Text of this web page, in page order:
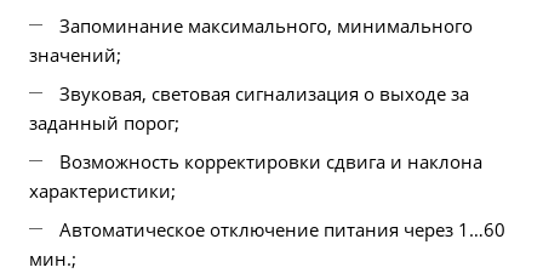
Запоминание максимального, минимального
значений;
Звуковая, световая сигнализация о выходе за
заданный порог;
Возможность корректировки сдвига и наклона
характеристики;
Автоматическое отключение питания через 1…60
мин.;